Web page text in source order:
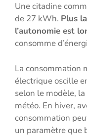
Une citadine
de 27 kWh. Plus
l’autonomie est
consomme
La consommation
électrique oscille
selon le modèle,
météo. En hiver,
consommation
un paramètre que